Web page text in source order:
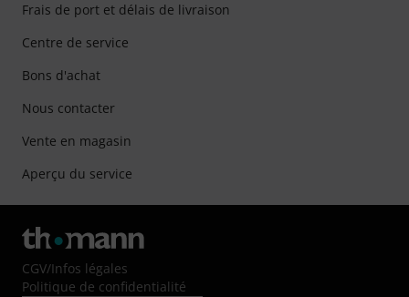
Frais de port et délais de livraison
Centre de service
Bons d'achat
Nous contacter
Vente en magasin
Aperçu du service
CGV/Infos légales
Politique de confidentialité